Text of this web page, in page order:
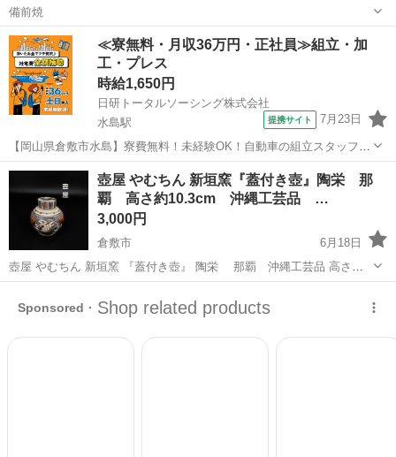
備前焼
岡山 瀬戸内市 大富駅 食器
≪寮無料・月収36万円・正社員≫組立・加
工・プレス
時給1,650円
日研トータルソーシング株式会社
水島駅
提携サイト 7月23日
【岡山県倉敷市水島】寮費無料！未経験OK！自動車の組立スタッフ
《お仕事No.NS0089》 お仕事について 車の組立作業です。専用レール
に乗って流れてくる車の骨組みに、車内外の各部品・ハンドル・足回
り・ドア・シートなどの各...
岡山 倉敷市 水島駅 その他
壺屋 やむちん 新垣窯『蓋付き壺』陶栄 那
覇 高さ約10.3cm 沖縄工芸品 …
3,000円
倉敷市
6月18日
壺屋 やむちん 新垣窯 『蓋付き壺』 陶栄 那覇 沖縄工芸品 高さ約
10.3cm 茶葉壺 船模様 ◎欠けやヒビ割れ等なくキレイな状態で
す。 ※年代物ですので、細かいスレ等がある場合がございます。ご